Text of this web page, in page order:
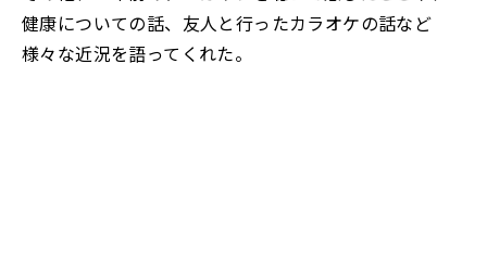
健康についての話、友人と行ったカラオケの話など
様々な近況を語ってくれた。